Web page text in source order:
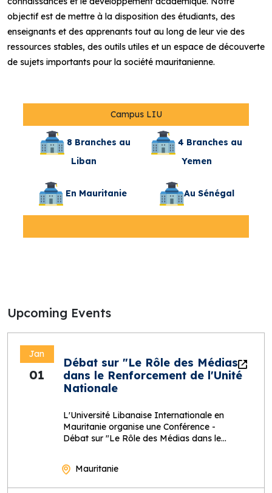
objectif est de mettre à la disposition des étudiants, des
enseignants et des apprenants tout au long de leur vie des
ressources stables, des outils utiles et un espace de découverte
de sujets importants pour la société mauritanienne.
Campus LIU
8 Branches au
Liban
4 Branches au
Yemen
En Mauritanie Au Sénégal
Upcoming Events
Jan
01
Débat sur "Le Rôle des Médias
dans le Renforcement de l'Unité
Nationale
L'Université Libanaise Internationale en
Mauritanie organise une Conférence -
Débat sur "Le Rôle des Médias dans le
Mauritanie